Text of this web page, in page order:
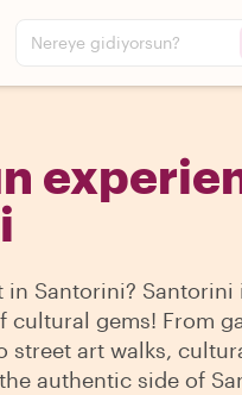
Nereye gidiyorsun?
in Santorini? Santorini
cultural gems! From
street art walks,
authentic side of